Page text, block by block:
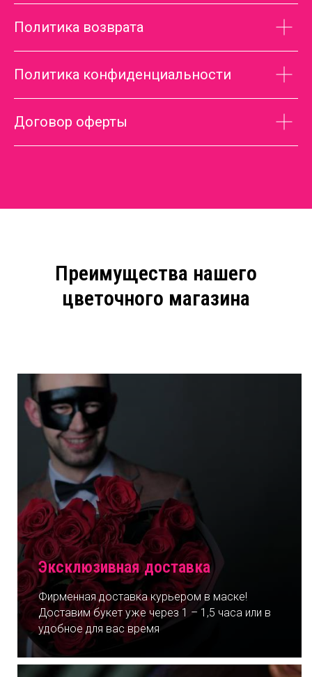
Политика возврата
Политика конфиденциальности
Договор оферты
Преимущества нашего
цветочного магазина
Эксклюзивная доставка
Фирменная доставка курьером в маске!
Доставим букет уже через 1 – 1,5 часа или в
удобное для вас время